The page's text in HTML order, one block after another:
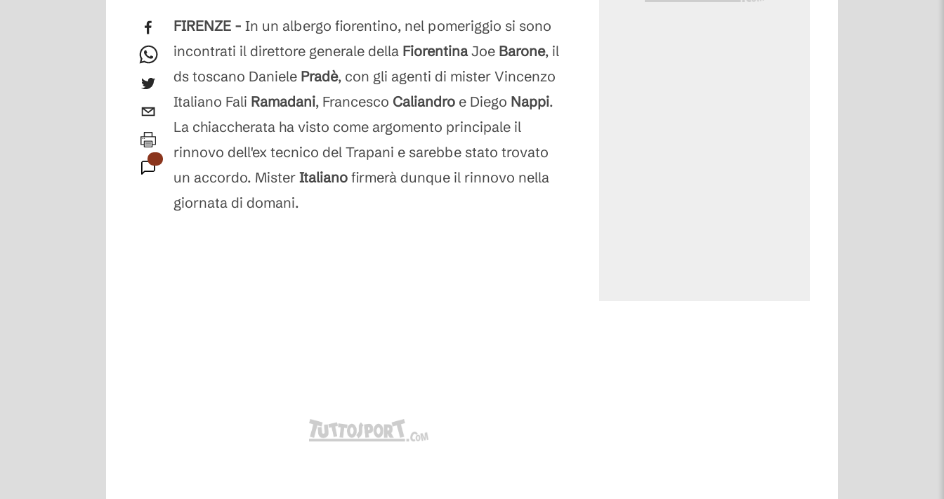
FIRENZE - In un albergo fiorentino, nel pomeriggio si sono
incontrati il direttore generale della FiorentinaJoe Barone, il
ds toscano Daniele Pradè, con gli agenti di mister Vincenzo
Italiano Fali Ramadani, Francesco Caliandro e Diego Nappi.
La chiaccherata ha visto come argomento principale il
rinnovo dell'ex tecnico del Trapani e sarebbe stato trovato
un accordo. Mister Italiano firmerà dunque il rinnovo nella
giornata di domani.